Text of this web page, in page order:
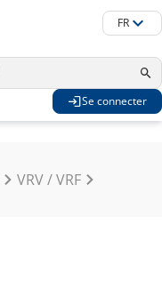
FR
Se connecter
VRV / VRF